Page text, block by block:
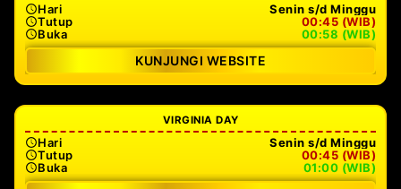
Hari
Senin s/d Minggu
Tutup
00:45 (WIB)
Buka
00:58 (WIB)
KUNJUNGI WEBSITE
VIRGINIA DAY
Hari
Senin s/d Minggu
Tutup
00:45 (WIB)
Buka
01:00 (WIB)